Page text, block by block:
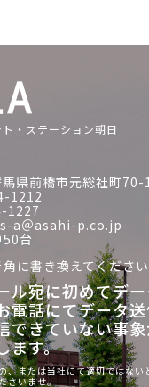
・ステーション朝日
県前橋市元総社町70-1
1212
1227
a＠asahi-p.co.jp
50台
に書き換えてください
ル宛に初めてデ
電話にてデータ送
できていない事
ます。
、または当社にて適切ではない
さいませ。